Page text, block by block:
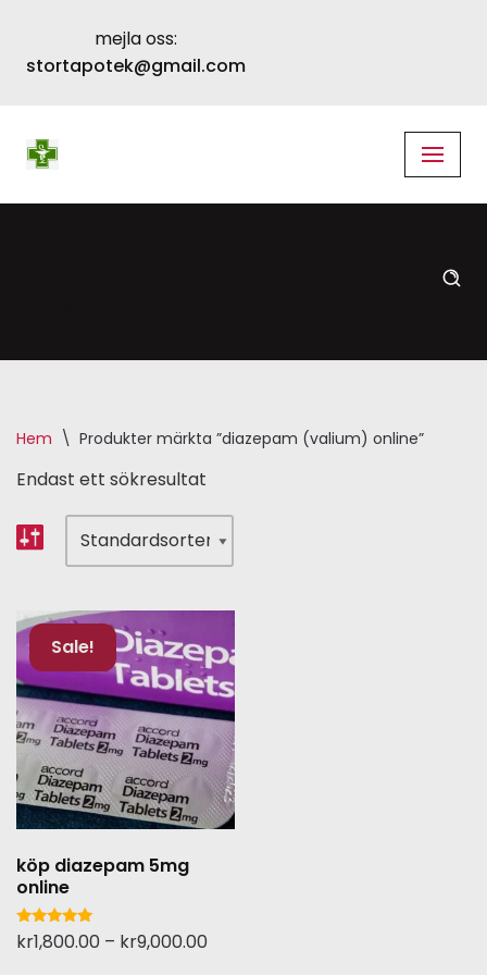
Skip
mejla oss:
stortapotek@gmail.com
Hem \ Produkter märkta ”diazepam (valium) online”
Endast ett sökresultat
Sale!
köp diazepam 5mg
online
Betygsatt
5.00
kr1,800.00 – kr9,000.00